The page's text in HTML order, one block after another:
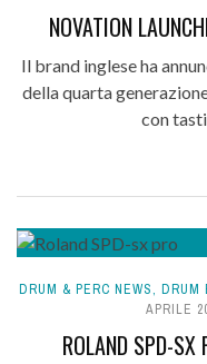
NOVATION
Il brand inglese ha
della quarta
con
DRUM & PERC NEWS, DRUM
APRILE
ROLAND SPD-SX